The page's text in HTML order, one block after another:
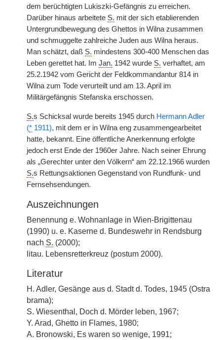
dem berüchtigten Lukiszki-Gefängnis zu erreichen.
Darüber hinaus arbeitete S. mit der sich etablierenden
Untergrundbewegung des Ghettos in Wilna zusammen
und schmuggelte zahlreiche Juden aus Wilna heraus.
Man schätzt, daß S. mindestens 300-400 Menschen das
Leben gerettet hat. Im Jan. 1942 wurde S. verhaftet, am
25.2.1942 vom Gericht der Feldkommandantur 814 in
Wilna zum Tode verurteilt und am 13. April im
Militärgefängnis Stefanska erschossen.
S.s Schicksal wurde bereits 1945 durch Hermann Adler
(* 1911), mit dem er in Wilna eng zusammengearbeitet
hatte, bekannt. Eine öffentliche Anerkennung erfolgte
jedoch erst Ende der 1960er Jahre. Nach seiner Ehrung
als „Gerechter unter den Völkern“ am 22.12.1966 wurden
S.s Rettungsaktionen Gegenstand von Rundfunk- und
Fernsehsendungen.
Auszeichnungen
Benennung e. Wohnanlage in Wien-Brigittenau
(1990) u. e. Kaserne d. Bundeswehr in Rendsburg
nach S. (2000);
litau. Lebensretterkreuz (postum 2000).
Literatur
H. Adler, Gesänge aus d. Stadt d. Todes, 1945 (Ostra
brama);
S. Wiesenthal, Doch d. Mörder leben, 1967;
Y. Arad, Ghetto in Flames, 1980;
A. Bronowski, Es waren so wenige, 1991;